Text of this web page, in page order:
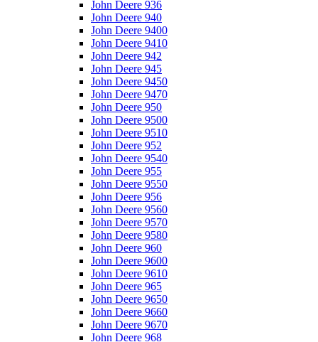
John Deere 936
John Deere 940
John Deere 9400
John Deere 9410
John Deere 942
John Deere 945
John Deere 9450
John Deere 9470
John Deere 950
John Deere 9500
John Deere 9510
John Deere 952
John Deere 9540
John Deere 955
John Deere 9550
John Deere 956
John Deere 9560
John Deere 9570
John Deere 9580
John Deere 960
John Deere 9600
John Deere 9610
John Deere 965
John Deere 9650
John Deere 9660
John Deere 9670
John Deere 968